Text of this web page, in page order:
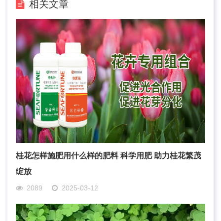
相关文章
桂花怎样施肥用什么样的肥料 科学用肥 助力桂花繁茂
绽放
2089 2025-03-12